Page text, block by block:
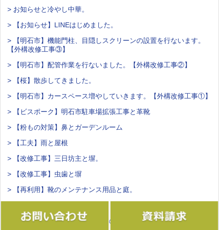
> お知らせと冷やし中華。
> 【お知らせ】LINEはじめました。
> 【明石市】機能門柱、目隠しスクリーンの設置を行ないます。
【外構改修工事③】
> 【明石市】配管作業を行ないました。【外構改修工事②】
> 【桜】散歩してきました。
> 【明石市】カースペース増やしていきます。【外構改修工事①】
> 【ビスポーク】明石市駐車場拡張工事と革靴
> 【粉もの対策】鼻とガーデンルーム
> 【工夫】雨と屋根
> 【改修工事】三日坊主と塀。
> 【改修工事】虫歯と塀
> 【再利用】靴のメンテナンス用品と庭。
> ごあいさつ【年末年始のお休みの】